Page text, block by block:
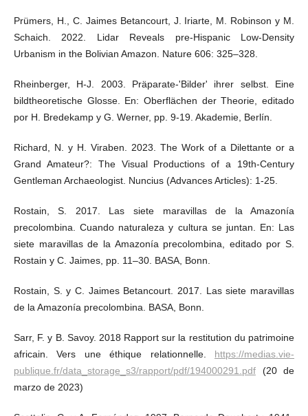
Prümers, H., C. Jaimes Betancourt, J. Iriarte, M. Robinson y M.
Schaich. 2022. Lidar Reveals pre-Hispanic Low-Density
Urbanism in the Bolivian Amazon. Nature 606: 325–328.
Rheinberger, H-J. 2003. Präparate-'Bilder' ihrer selbst. Eine
bildtheoretische Glosse. En: Oberflächen der Theorie, editado
por H. Bredekamp y G. Werner, pp. 9-19. Akademie, Berlín.
Richard, N. y H. Viraben. 2023. The Work of a Dilettante or a
Grand Amateur?: The Visual Productions of a 19th-Century
Gentleman Archaeologist. Nuncius (Advances Articles): 1-25.
Rostain, S. 2017. Las siete maravillas de la Amazonía
precolombina. Cuando naturaleza y cultura se juntan. En: Las
siete maravillas de la Amazonía precolombina, editado por S.
Rostain y C. Jaimes, pp. 11–30. BASA, Bonn.
Rostain, S. y C. Jaimes Betancourt. 2017. Las siete maravillas
de la Amazonía precolombina. BASA, Bonn.
Sarr, F. y B. Savoy. 2018 Rapport sur la restitution du patrimoine
africain. Vers une éthique relationnelle. https://medias.vie-
publique.fr/data_storage_s3/rapport/pdf/194000291.pdf(20 de
marzo de 2023)